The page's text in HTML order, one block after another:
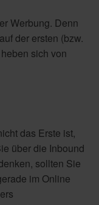
Werbung. Denn
der ersten (bzw.
sich von
das Erste ist,
über die Inbound
sollten Sie
im Online